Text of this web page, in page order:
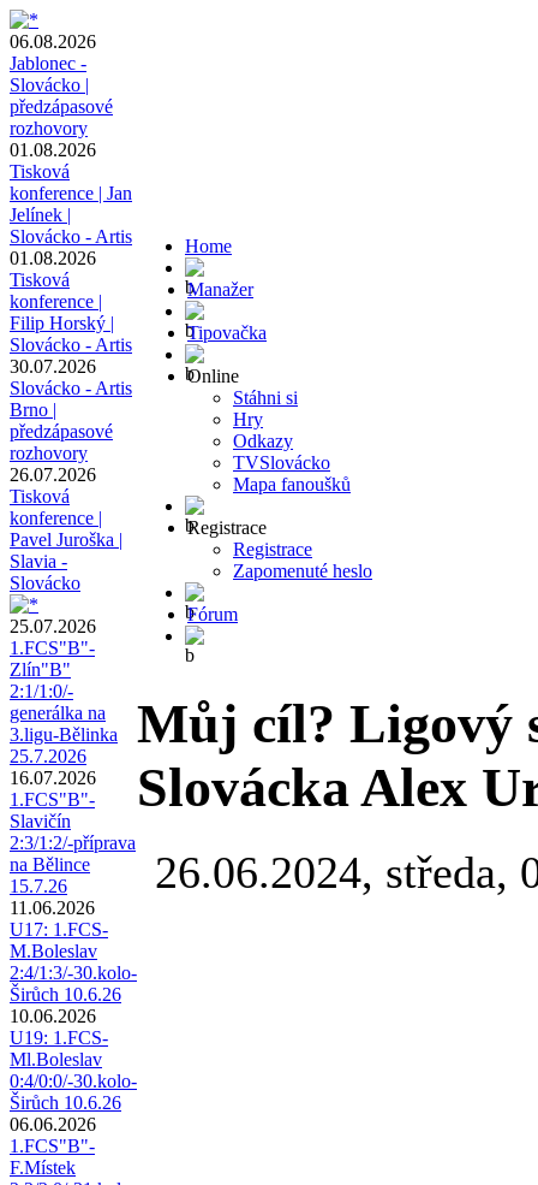
06.08.2026
Jablonec -
Slovácko |
předzápasové
rozhovory
01.08.2026
Tisková
konference | Jan
Jelínek |
Slovácko - Artis
01.08.2026
Tisková
konference |
Filip Horský |
Slovácko - Artis
30.07.2026
Slovácko - Artis
Brno |
předzápasové
rozhovory
26.07.2026
Tisková
konference |
Pavel Juroška |
Slavia -
Slovácko
25.07.2026
1.FCS"B"-
Zlín"B"
2:1/1:0/-
generálka na
3.ligu-Bělinka
25.7.2026
16.07.2026
1.FCS"B"-
Slavičín
2:3/1:2/-příprava
na Bělince
15.7.26
11.06.2026
U17: 1.FCS-
M.Boleslav
2:4/1:3/-30.kolo-
Širůch 10.6.26
10.06.2026
U19: 1.FCS-
Ml.Boleslav
0:4/0:0/-30.kolo-
Širůch 10.6.26
06.06.2026
1.FCS"B"-
F.Místek
Home
Manažer
Tipovačka
Online
Stáhni si
Hry
Odkazy
TVSlovácko
Mapa fanoušků
Registrace
Registrace
Zapomenuté heslo
Fórum
Můj cíl? Ligový
Slovácka Alex
26.06.2024, středa,